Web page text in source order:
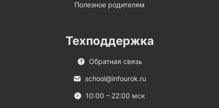
Полезное родителям
Техподдержка
Обратная связь
school@infourok.ru
10:00 – 22:00 мск